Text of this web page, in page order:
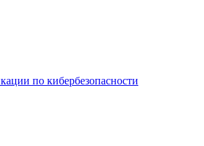
по кибербезопасности